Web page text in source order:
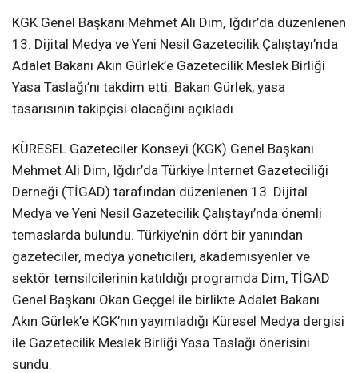
KGK Genel Başkanı Mehmet Ali Dim, Iğdır’da düzenlenen
13. Dijital Medya ve Yeni Nesil Gazetecilik Çalıştayı’nda
Adalet Bakanı Akın Gürlek’e Gazetecilik Meslek Birliği
Yasa Taslağı’nı takdim etti. Bakan Gürlek, yasa
tasarısının takipçisi olacağını açıkladı
KÜRESEL Gazeteciler Konseyi (KGK) Genel Başkanı
Mehmet Ali Dim, Iğdır’da Türkiye İnternet Gazeteciliği
Derneği (TİGAD) tarafından düzenlenen 13. Dijital
Medya ve Yeni Nesil Gazetecilik Çalıştayı’nda önemli
temaslarda bulundu. Türkiye’nin dört bir yanından
gazeteciler, medya yöneticileri, akademisyenler ve
sektör temsilcilerinin katıldığı programda Dim, TİGAD
Genel Başkanı Okan Geçgel ile birlikte Adalet Bakanı
Akın Gürlek’e KGK’nın yayımladığı Küresel Medya dergisi
ile Gazetecilik Meslek Birliği Yasa Taslağı önerisini
sundu.